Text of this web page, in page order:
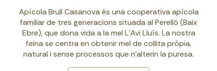
Apícola Brull Casanova és una cooperativa apícola
familiar de tres generacions situada al Perelló (Baix
Ebre), que dona vida a la mel L’Avi Lluís. La nostra
feina se centra en obtenir mel de collita pròpia,
natural i sense processos que n’alterin la puresa.